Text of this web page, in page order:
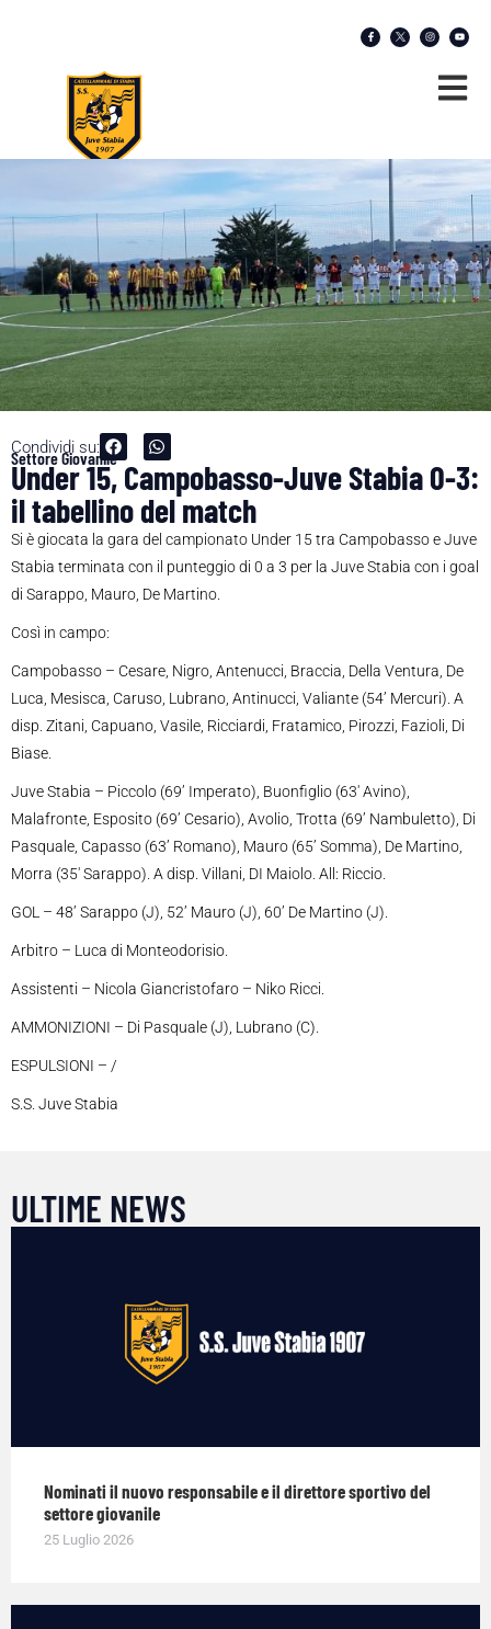
Condividi su:
Settore Giovanile
Under 15, Campobasso-Juve Stabia 0-3:
il tabellino del match
Si è giocata la gara del campionato Under 15 tra Campobasso e Juve
Stabia terminata con il punteggio di 0 a 3 per la Juve Stabia con i goal
di Sarappo, Mauro, De Martino.
Così in campo:
Campobasso – Cesare, Nigro, Antenucci, Braccia, Della Ventura, De
Luca, Mesisca, Caruso, Lubrano, Antinucci, Valiante (54’ Mercuri). A
disp. Zitani, Capuano, Vasile, Ricciardi, Fratamico, Pirozzi, Fazioli, Di
Biase.
Juve Stabia – Piccolo (69’ Imperato), Buonfiglio (63′ Avino),
Malafronte, Esposito (69’ Cesario), Avolio, Trotta (69’ Nambuletto), Di
Pasquale, Capasso (63’ Romano), Mauro (65’ Somma), De Martino,
Morra (35′ Sarappo). A disp. Villani, DI Maiolo. All: Riccio.
GOL – 48’ Sarappo (J), 52’ Mauro (J), 60’ De Martino (J).
Arbitro – Luca di Monteodorisio.
Assistenti – Nicola Giancristofaro – Niko Ricci.
AMMONIZIONI – Di Pasquale (J), Lubrano (C).
ESPULSIONI – /
S.S. Juve Stabia
ULTIME NEWS
Nominati il nuovo responsabile e il direttore sportivo del
settore giovanile
25 Luglio 2026